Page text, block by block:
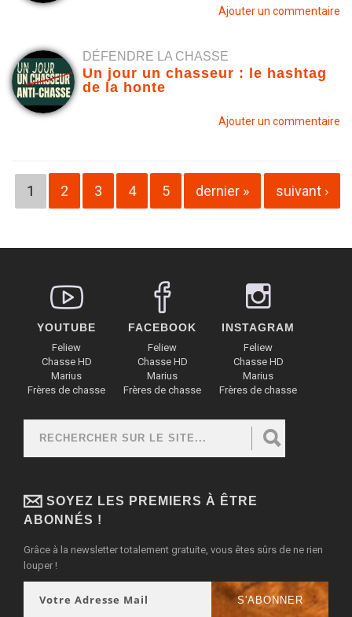
Ajouter un commentaire
DÉFENDRE LA CHASSE
Un jour un chasseur : le hashtag
de la honte
Ajouter un commentaire
Pages
1 2 3 4 5 suivant ›
dernier »
YOUTUBE
Feliew
Chasse HD
Marius
Frères de chasse
FACEBOOK
Feliew
Chasse HD
Marius
Frères de chasse
INSTAGRAM
Feliew
Chasse HD
Marius
Frères de chasse
FORMULAIRE DE RECHERCHE
SOYEZ LES PREMIERS À ÊTRE
ABONNÉS !
Grâce à la newsletter totalement gratuite, vous êtes sûrs de ne rien
louper !